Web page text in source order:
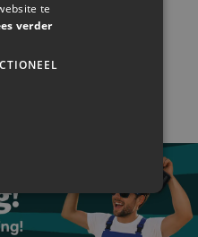
te
verder